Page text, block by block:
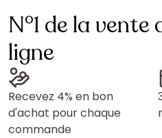
N°1 de la
ligne
Recevez 4% en bon
d'achat pour chaque
commande